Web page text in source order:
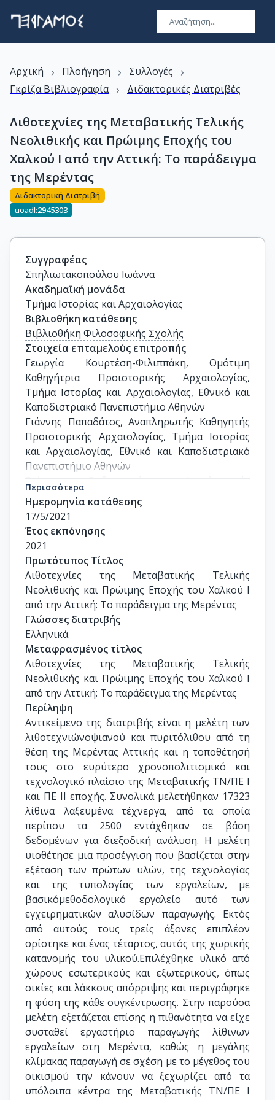
Αρχική › Πλοήγηση › Συλλογές ›
Γκρίζα Βιβλιογραφία › Διδακτορικές Διατριβές
Λιθοτεχνίες της Μεταβατικής Τελικής
Νεολιθικής και Πρώιμης Εποχής του
Χαλκού Ι από την Αττική: Το παράδειγμα
της Μερέντας
Διδακτορική Διατριβή
uoadl:2945303
Συγγραφέας
Σπηλιωτακοπούλου Ιωάννα
Ακαδημαϊκή μονάδα
Τμήμα Ιστορίας και Αρχαιολογίας
Βιβλιοθήκη κατάθεσης
Βιβλιοθήκη Φιλοσοφικής Σχολής
Στοιχεία επταμελούς επιτροπής
Γεωργία Κουρτέση-Φιλιππάκη, Ομότιμη
Καθηγήτρια Προϊστορικής Αρχαιολογίας,
Τμήμα Ιστορίας και Αρχαιολογίας, Εθνικό και
Καποδιστριακό Πανεπιστήμιο Αθηνών
Γιάννης Παπαδάτος, Αναπληρωτής Καθηγητής
Προϊστορικής Αρχαιολογίας, Τμήμα Ιστορίας
και Αρχαιολογίας, Εθνικό και Καποδιστριακό
Πανεπιστήμιο Αθηνών
Γιώργος Βαβουρανάκης, Αναπληρωτής
Καθηγητής Προϊστορικής Αρχαιολογίας, Τμήμα
Ιστορίας και Αρχαιολογίας, Εθνικό και
Καποδιστριακό Πανεπιστήμιο Αθηνών
Ελένη Μαντζουράνη, Καθηγήτρια Προϊστορικής
Αρχαιολογίας, Τμήμα Ιστορίας και
Αρχαιολογίας, Εθνικό και Καποδιστριακό
Πανεπιστήμιο Αθηνών
Ελευθέριος Πλάτων, Αναπληρωτής Καθηγητής
Προϊστορικής Αρχαιολογίας, Τμήμα Ιστορίας
και Αρχαιολογίας, Εθνικό και Καποδιστριακό
Πανεπιστήμιο Αθηνών
Παναγιώτης Πομώνης, Αναπληρωτής
Καθηγητής Ορυκτολογίας και Πετρολογίας,
Τμήμα Γεωλογίας και Γεωπεριβάλλοντος,
Εθνικό και Καποδιστριακό Πανεπιστήμιο
Αθηνών
Αφροδίτη Χασιακού-Αργυράκη, Λέκτορας
Προϊστορικής Αρχαιολογίας, Τμήμα Ιστορίας
και Αρχαιολογίας, Εθνικό και Καποδιστριακό
Πανεπιστήμιο Αθηνών
Περισσότερα
Ημερομηνία κατάθεσης
17/5/2021
Έτος εκπόνησης
2021
Πρωτότυπος Τίτλος
Λιθοτεχνίες της Μεταβατικής Τελικής
Νεολιθικής και Πρώιμης Εποχής του Χαλκού Ι
από την Αττική: Το παράδειγμα της Μερέντας
Γλώσσες διατριβής
Ελληνικά
Μεταφρασμένος τίτλος
Λιθοτεχνίες της Μεταβατικής Τελικής
Νεολιθικής και Πρώιμης Εποχής του Χαλκού Ι
από την Αττική: Το παράδειγμα της Μερέντας
Περίληψη
Αντικείμενο της διατριβής είναι η μελέτη των
λιθοτεχνιώνοψιανού και πυριτόλιθου από τη
θέση της Μερέντας Αττικής και η τοποθέτησή
τους στο ευρύτερο χρονοπολιτισμικό και
τεχνολογικό πλαίσιο της Μεταβατικής ΤΝ/ΠΕ Ι
και ΠΕ ΙΙ εποχής. Συνολικά μελετήθηκαν 17323
λίθινα λαξευμένα τέχνεργα, από τα οποία
περίπου τα 2500 εντάχθηκαν σε βάση
δεδομένων για διεξοδική ανάλυση. Η μελέτη
υιοθέτησε μια προσέγγιση που βασίζεται στην
εξέταση των πρώτων υλών, της τεχνολογίας
και της τυπολογίας των εργαλείων, με
βασικόμεθοδολογικό εργαλείο αυτό των
εγχειρηματικών αλυσίδων παραγωγής. Εκτός
από αυτούς τους τρείς άξονες επιπλέον
ορίστηκε και ένας τέταρτος, αυτός της χωρικής
κατανομής του υλικού.Επιλέχθηκε υλικό από
χώρους εσωτερικούς και εξωτερικούς, όπως
οικίες και λάκκους απόρριψης και περιγράφηκε
η φύση της κάθε συγκέντρωσης. Στην παρούσα
μελέτη εξετάζεται επίσης η πιθανότητα να είχε
συσταθεί εργαστήριο παραγωγής λίθινων
εργαλείων στη Μερέντα, καθώς η μεγάλης
κλίμακας παραγωγή σε σχέση με το μέγεθος του
οικισμού την κάνουν να ξεχωρίζει από τα
υπόλοιπα κέντρα της Μεταβατικής ΤΝ/ΠΕ Ι